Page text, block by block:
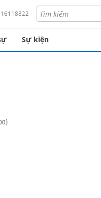
Sự kiện